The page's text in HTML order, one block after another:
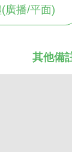
廣播/平面)
其他備